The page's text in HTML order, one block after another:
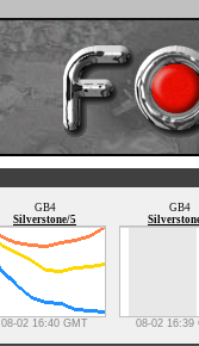
GB4
Silverstone/5
08-02 16:40 GMT
GB4
08-02 16:39